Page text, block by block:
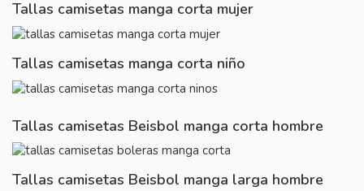
Tallas camisetas manga corta mujer
Tallas camisetas manga corta niño
Tallas camisetas Beisbol manga corta hombre
Tallas camisetas Beisbol manga larga hombre